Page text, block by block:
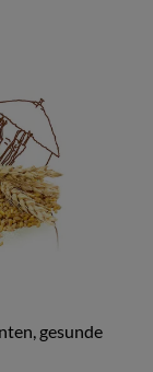
gesunde